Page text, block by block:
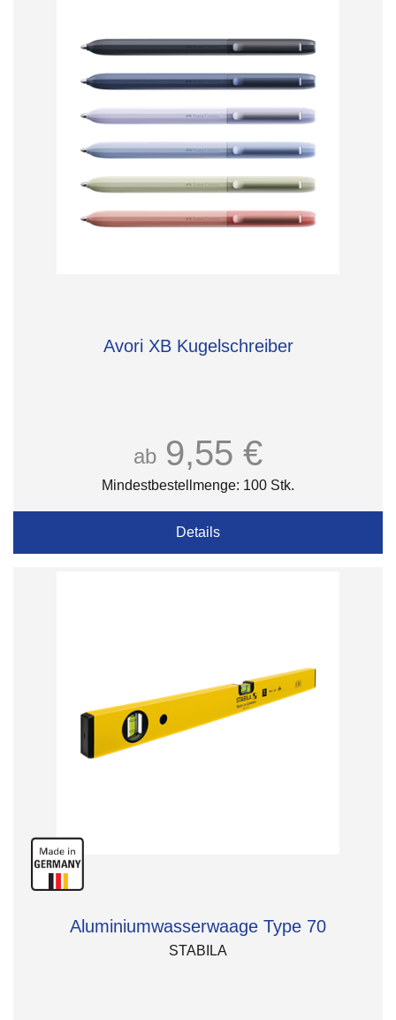
Avori XB Kugelschreiber
ab 9,55 €
Mindestbestellmenge: 100 Stk.
Details
Aluminiumwasserwaage Type 70
STABILA